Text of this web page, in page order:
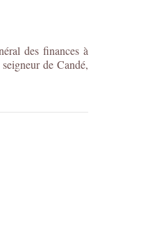
des finances à
de Candé,